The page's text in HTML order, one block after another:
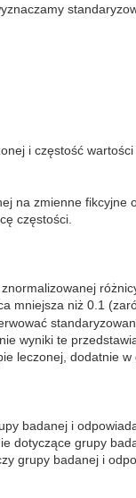
i częstość
na zmienne fikcyjne
częstości.
mniejsza niż 0.1
wyniki te
leczonej, dodatnie w
badanej i
dotyczące grupy
grupy badanej i